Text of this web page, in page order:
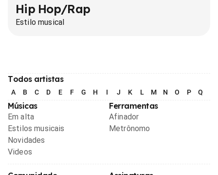
Hip Hop/Rap
Estilo musical
Todos artistas
A B C D E F G H I J K L M N O P Q
Músicas
Em alta
Estilos musicais
Novidades
Videos
Ferramentas
Afinador
Metrônomo